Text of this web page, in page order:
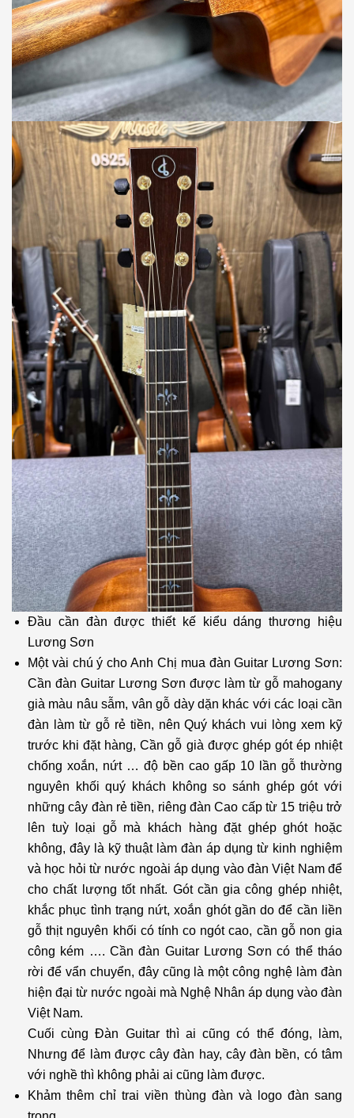
Đầu cần đàn được thiết kế kiểu dáng thương hiệu
Lương Sơn
Một vài chú ý cho Anh Chị mua đàn Guitar Lương Sơn:
Cần đàn Guitar Lương Sơn được làm từ gỗ mahogany
già màu nâu sẫm, vân gỗ dày dặn khác với các loại cần
đàn làm từ gỗ rẻ tiền, nên Quý khách vui lòng xem kỹ
trước khi đặt hàng, Cần gỗ già được ghép gót ép nhiệt
chống xoắn, nứt … độ bền cao gấp 10 lần gỗ thường
nguyên khối quý khách không so sánh ghép gót với
những cây đàn rẻ tiền, riêng đàn Cao cấp từ 15 triệu trở
lên tuỳ loại gỗ mà khách hàng đặt ghép ghót hoặc
không, đây là kỹ thuật làm đàn áp dụng từ kinh nghiệm
và học hỏi từ nước ngoài áp dụng vào đàn Việt Nam để
cho chất lượng tốt nhất. Gót cần gia công ghép nhiệt,
khắc phục tình trạng nứt, xoắn ghót gần do để cần liền
gỗ thịt nguyên khối có tính co ngót cao, cần gỗ non gia
công kém …. Cần đàn Guitar Lương Sơn có thể tháo
rời để vẩn chuyển, đây cũng là một công nghệ làm đàn
hiện đại từ nước ngoài mà Nghệ Nhân áp dụng vào đàn
Việt Nam.
Cuối cùng Đàn Guitar thì ai cũng có thể đóng, làm,
Nhưng để làm được cây đàn hay, cây đàn bền, có tâm
với nghề thì không phải ai cũng làm được.
Khảm thêm chỉ trai viền thùng đàn và logo đàn sang